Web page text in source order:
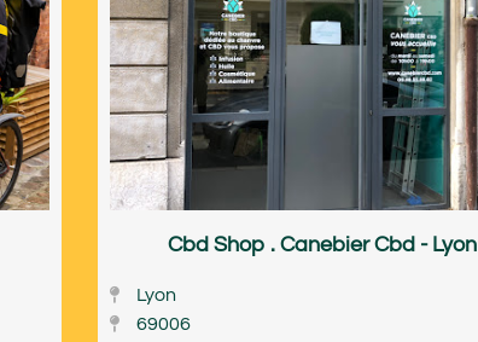
Cbd Shop . Canebier Cbd - Lyon
Lyon
69006